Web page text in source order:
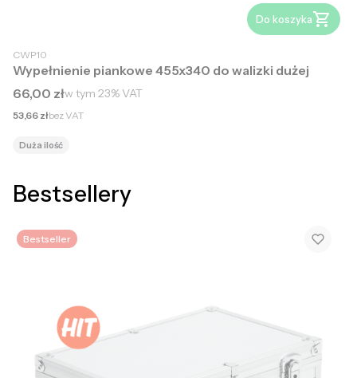
Do koszyka
CWP10
Wypełnienie piankowe 455x340 do walizki dużej
Cena brutto
66,00 złw tym 23%VAT
Cena netto
53,66 złbez VAT
Duża ilość
Bestsellery
Bestseller